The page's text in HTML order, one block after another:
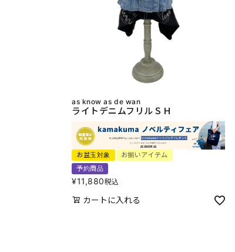
as know as de wan
ライトデニムフリルＳＨ
お盆玉対象
お揃いアイテム
予約商品
¥11,880税込
カートに入れる